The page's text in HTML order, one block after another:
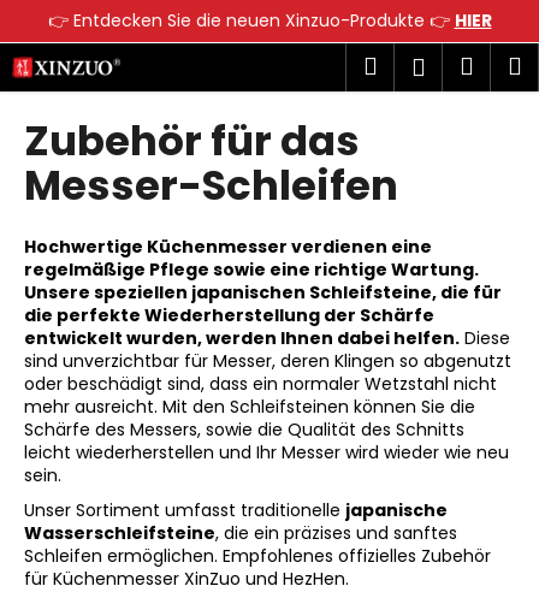
👉 Entdecken Sie die neuen Xinzuo-Produkte 👉 HIER
Zum
Inhalt
springen
Suchen
Login
Zubehör für das
Messer-Schleifen
Hochwertige Küchenmesser verdienen eine
regelmäßige Pflege sowie eine richtige Wartung.
Unsere speziellen japanischen Schleifsteine, die für
die perfekte Wiederherstellung der Schärfe
entwickelt wurden, werden Ihnen dabei helfen. Diese
sind unverzichtbar für Messer, deren Klingen so abgenutzt
oder beschädigt sind, dass ein normaler Wetzstahl nicht
mehr ausreicht. Mit den Schleifsteinen können Sie die
Schärfe des Messers, sowie die Qualität des Schnitts
leicht wiederherstellen und Ihr Messer wird wieder wie neu
sein.
Unser Sortiment umfasst traditionelle japanische
Wasserschleifsteine, die ein präzises und sanftes
Schleifen ermöglichen. Empfohlenes offizielles Zubehör
für Küchenmesser XinZuo und HezHen.
a
Zurück
zum
Zurück
zum
W
a
s
u
c
h
e
n
S
i
e
?